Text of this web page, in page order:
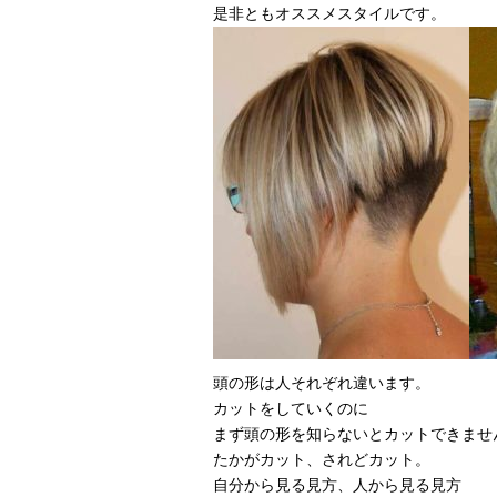
是非ともオススメスタイルです。
頭の形は人それぞれ違います。
カットをしていくのに
まず頭の形を知らないとカットできませ
たかがカット、されどカット。
自分から見る見方、人から見る見方